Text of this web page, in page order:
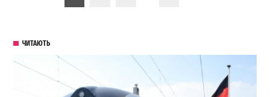
ЧИТАЮТЬ